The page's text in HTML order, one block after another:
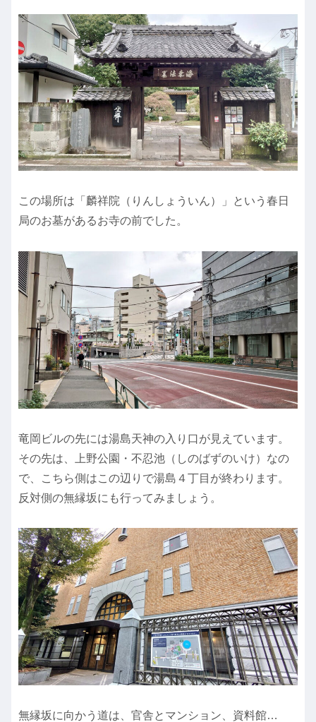
この場所は「麟祥院（りんしょういん）」という春日
局のお墓があるお寺の前でした。
竜岡ビルの先には湯島天神の入り口が見えています。
その先は、上野公園・不忍池（しのばずのいけ）なの
で、こちら側はこの辺りで湯島４丁目が終わります。
反対側の無縁坂にも行ってみましょう。
無縁坂に向かう道は、官舎とマンション、資料館…